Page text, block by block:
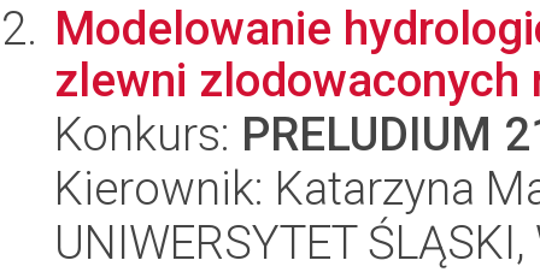
Modelowanie
zlewni
Konkurs: PRELUDIUM
Kierownik: Katarzyna
UNIWERSYTET